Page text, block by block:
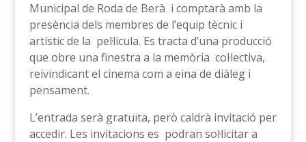
Municipal de Roda de Berà i comptarà amb la
presència dels membres de l’equip tècnic i
artístic de la pel·lícula. Es tracta d’una producció
que obre una finestra a la memòria col·lectiva,
reivindicant el cinema com a eina de diàleg i
pensament.
L’entrada serà gratuïta, però caldrà invitació per
accedir. Les invitacions es podran sol·licitar a